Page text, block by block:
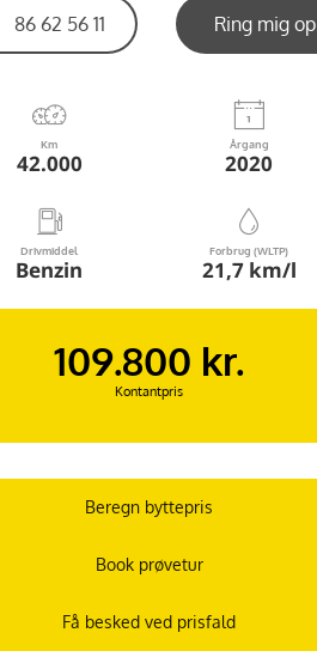
86 62 56 11 Ring mig op
Km
42.000
Årgang
2020
Drivmiddel
Benzin
Forbrug (WLTP)
21,7 km/l
109.800 kr.
Kontantpris
Beregn byttepris
Book prøvetur
Få besked ved prisfald